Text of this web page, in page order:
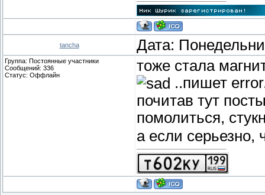
tancha Дата:
Группа: Постоянные участники
Сообщений: 336
Статус: Оффлайн
тоже стала
..пишет
почитав тут
помолиться,
а если серьезно,